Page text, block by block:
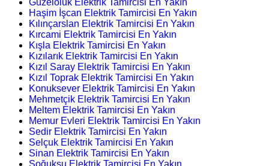
Güzeloluk Elektrik Tamircisi En Yakın
Haşim İşcan Elektrik Tamircisi En Yakın
Kılınçarslan Elektrik Tamircisi En Yakın
Kırcami Elektrik Tamircisi En Yakın
Kışla Elektrik Tamircisi En Yakın
Kızılarık Elektrik Tamircisi En Yakın
Kızıl Saray Elektrik Tamircisi En Yakın
Kızıl Toprak Elektrik Tamircisi En Yakın
Konuksever Elektrik Tamircisi En Yakın
Mehmetçik Elektrik Tamircisi En Yakın
Meltem Elektrik Tamircisi En Yakın
Memur Evleri Elektrik Tamircisi En Yakın
Sedir Elektrik Tamircisi En Yakın
Selçuk Elektrik Tamircisi En Yakın
Sinan Elektrik Tamircisi En Yakın